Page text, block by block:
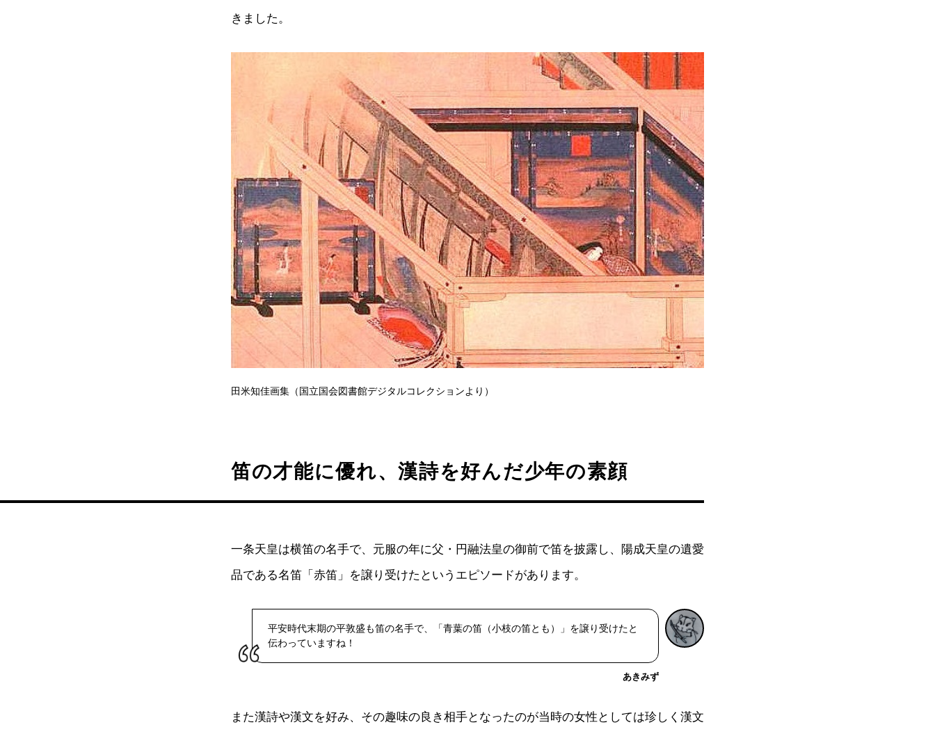
きました。
田米知佳画集（国立国会図書館デジタルコレクションより）
笛の才能に優れ、漢詩を好んだ少年の素顔
一条天皇は横笛の名手で、元服の年に父・円融法皇の御前で笛を披露し、陽成天皇の遺愛
品である名笛「赤笛」を譲り受けたというエピソードがあります。
平安時代末期の平敦盛も笛の名手で、「青葉の笛（小枝の笛とも）」を譲り受けたと
伝わっていますね！
あきみず
また漢詩や漢文を好み、その趣味の良き相手となったのが当時の女性としては珍しく漢文